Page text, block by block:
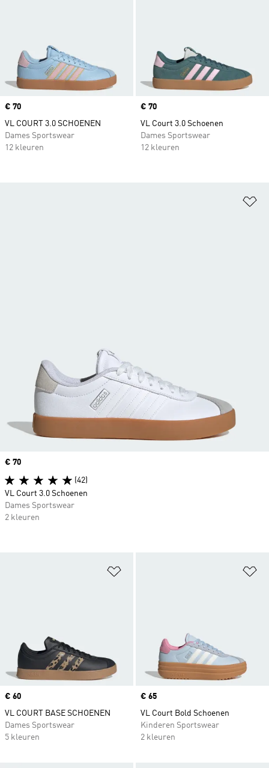
Price
€ 70
VL COURT 3.0 SCHOENEN
Dames Sportswear
12 kleuren
Price
€ 70
VL Court 3.0 Schoenen
Dames Sportswear
12 kleuren
Price
€ 60
VL COURT BASE SCHOENEN
Dames Sportswear
5 kleuren
Price
€ 65
VL Court Bold Schoenen
Kinderen Sportswear
2 kleuren
Price
€ 70
(42)
VL Court 3.0 Schoenen
Dames Sportswear
2 kleuren